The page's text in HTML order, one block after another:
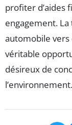
profiter d’aides
engagement.
automobile vers
véritable
désireux de
l’environnement.